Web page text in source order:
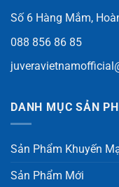
Số 6 Hàng Mắm,
088 856 86 85
DANH MỤC SẢN
Sản Phẩm Khuyến
Sản Phẩm Mới